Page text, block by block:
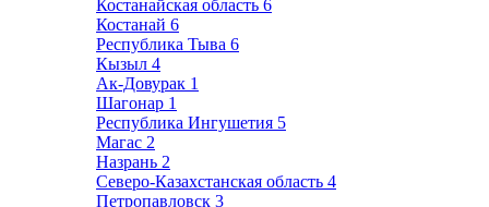
Костанайская область 6
Костанай 6
Республика Тыва 6
Кызыл 4
Ак-Довурак 1
Шагонар 1
Республика Ингушетия 5
Магас 2
Назрань 2
Северо-Казахстанская область 4
Петропавловск 3